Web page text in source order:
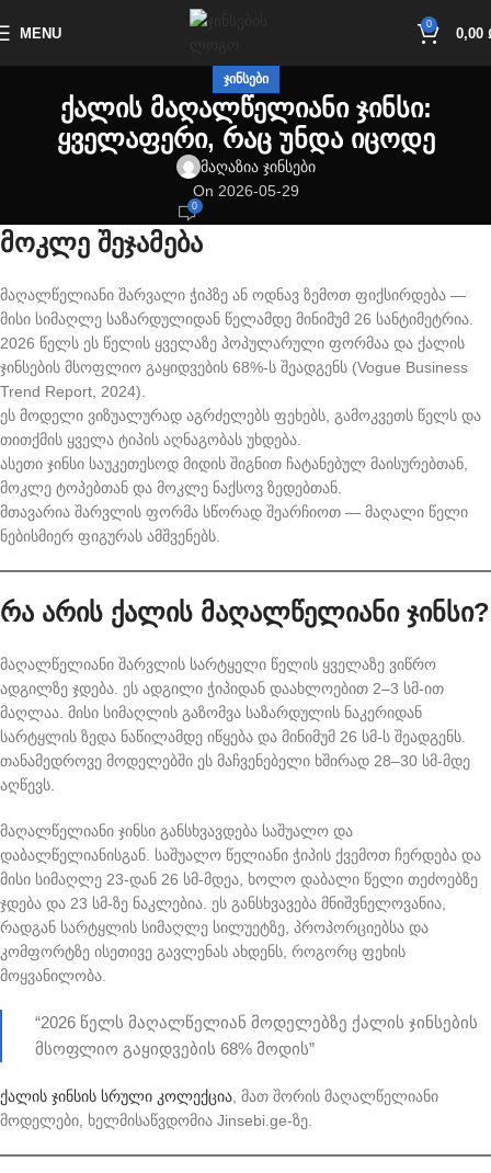
MENU
0
0,00
ᲯᲘᲜᲡᲔᲑᲘ
ქალის მაღალწელიანი ჯინსი:
ყველაფერი, რაც უნდა იცოდე
მაღაზია ჯინსები
On 2026-05-29
0
მოკლე შეჯამება
მაღალწელიანი შარვალი ჭიპზე ან ოდნავ ზემოთ ფიქსირდება —
მისი სიმაღლე საზარდულიდან წელამდე მინიმუმ 26 სანტიმეტრია.
2026 წელს ეს წელის ყველაზე პოპულარული ფორმაა და ქალის
ჯინსების მსოფლიო გაყიდვების 68%-ს შეადგენს (Vogue Business
Trend Report, 2024).
ეს მოდელი ვიზუალურად აგრძელებს ფეხებს, გამოკვეთს წელს და
თითქმის ყველა ტიპის აღნაგობას უხდება.
ასეთი ჯინსი საუკეთესოდ მიდის შიგნით ჩატანებულ მაისურებთან,
მოკლე ტოპებთან და მოკლე ნაქსოვ ზედებთან.
მთავარია შარვლის ფორმა სწორად შეარჩიოთ — მაღალი წელი
ნებისმიერ ფიგურას ამშვენებს.
რა არის ქალის მაღალწელიანი ჯინსი?
მაღალწელიანი შარვლის სარტყელი წელის ყველაზე ვიწრო
ადგილზე ჯდება. ეს ადგილი ჭიპიდან დაახლოებით 2–3 სმ-ით
მაღლაა. მისი სიმაღლის გაზომვა საზარდულის ნაკერიდან
სარტყლის ზედა ნაწილამდე იწყება და მინიმუმ 26 სმ-ს შეადგენს.
თანამედროვე მოდელებში ეს მაჩვენებელი ხშირად 28–30 სმ-მდე
აღწევს.
მაღალწელიანი ჯინსი განსხვავდება საშუალო და
დაბალწელიანისგან. საშუალო წელიანი ჭიპის ქვემოთ ჩერდება და
მისი სიმაღლე 23-დან 26 სმ-მდეა, ხოლო დაბალი წელი თეძოებზე
ჯდება და 23 სმ-ზე ნაკლებია. ეს განსხვავება მნიშვნელოვანია,
რადგან სარტყლის სიმაღლე სილუეტზე, პროპორციებსა და
კომფორტზე ისეთივე გავლენას ახდენს, როგორც ფეხის
მოყვანილობა.
“2026 წელს მაღალწელიან მოდელებზე ქალის ჯინსების
მსოფლიო გაყიდვების 68% მოდის”
ქალის ჯინსის სრული კოლექცია , მათ შორის მაღალწელიანი
მოდელები, ხელმისაწვდომია Jinsebi.ge-ზე.